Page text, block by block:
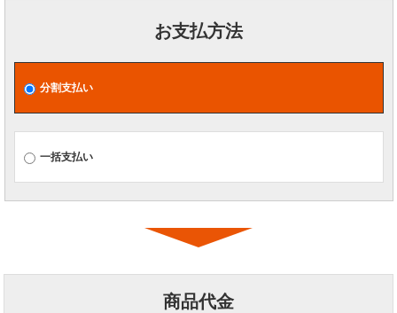
お支払方法
分割支払い
一括支払い
商品代金